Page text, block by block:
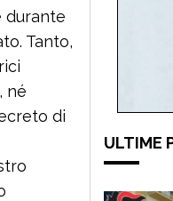
durante
Tanto,
né
di
ULTIME